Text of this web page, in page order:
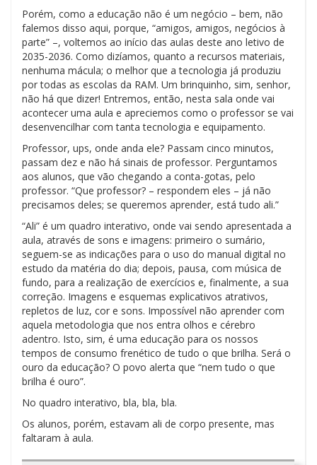
Porém, como a educação não é um negócio – bem, não
falemos disso aqui, porque, “amigos, amigos, negócios à
parte” –, voltemos ao início das aulas deste ano letivo de
2035-2036. Como dizíamos, quanto a recursos materiais,
nenhuma mácula; o melhor que a tecnologia já produziu
por todas as escolas da RAM. Um brinquinho, sim, senhor,
não há que dizer! Entremos, então, nesta sala onde vai
acontecer uma aula e apreciemos como o professor se vai
desenvencilhar com tanta tecnologia e equipamento.
Professor, ups, onde anda ele? Passam cinco minutos,
passam dez e não há sinais de professor. Perguntamos
aos alunos, que vão chegando a conta-gotas, pelo
professor. “Que professor? – respondem eles – já não
precisamos deles; se queremos aprender, está tudo ali.”
“Ali” é um quadro interativo, onde vai sendo apresentada a
aula, através de sons e imagens: primeiro o sumário,
seguem-se as indicações para o uso do manual digital no
estudo da matéria do dia; depois, pausa, com música de
fundo, para a realização de exercícios e, finalmente, a sua
correção. Imagens e esquemas explicativos atrativos,
repletos de luz, cor e sons. Impossível não aprender com
aquela metodologia que nos entra olhos e cérebro
adentro. Isto, sim, é uma educação para os nossos
tempos de consumo frenético de tudo o que brilha. Será o
ouro da educação? O povo alerta que “nem tudo o que
brilha é ouro”.
No quadro interativo, bla, bla, bla.
Os alunos, porém, estavam ali de corpo presente, mas
faltaram à aula.